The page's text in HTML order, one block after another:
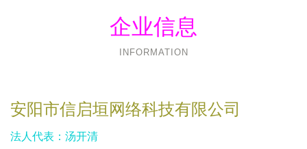
企业信息
INFORMATION
安阳市信启垣网络科技有限公司
法人代表： 汤开清